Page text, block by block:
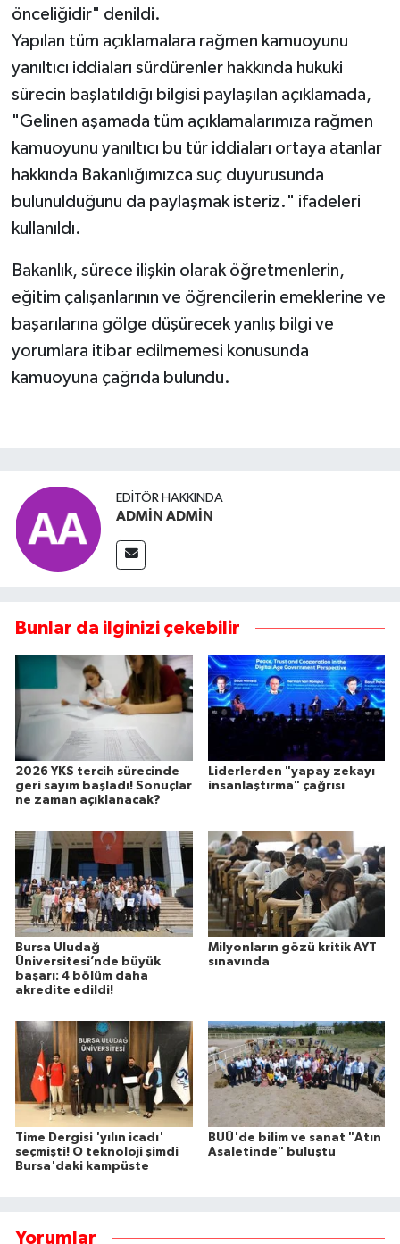
önceliğidir" denildi.
Yapılan tüm açıklamalara rağmen kamuoyunu
yanıltıcı iddiaları sürdürenler hakkında hukuki
sürecin başlatıldığı bilgisi paylaşılan açıklamada,
"Gelinen aşamada tüm açıklamalarımıza rağmen
kamuoyunu yanıltıcı bu tür iddiaları ortaya atanlar
hakkında Bakanlığımızca suç duyurusunda
bulunulduğunu da paylaşmak isteriz." ifadeleri
kullanıldı.
Bakanlık, sürece ilişkin olarak öğretmenlerin,
eğitim çalışanlarının ve öğrencilerin emeklerine ve
başarılarına gölge düşürecek yanlış bilgi ve
yorumlara itibar edilmemesi konusunda
kamuoyuna çağrıda bulundu.
EDITÖR HAKKINDA
ADMİN ADMİN
Bunlar da ilginizi çekebilir
2026 YKS tercih sürecinde
geri sayım başladı! Sonuçlar
ne zaman açıklanacak?
Liderlerden "yapay zekayı
insanlaştırma" çağrısı
Bursa Uludağ
Üniversitesi’nde büyük
başarı: 4 bölüm daha
akredite edildi!
Milyonların gözü kritik AYT
sınavında
Time Dergisi 'yılın icadı'
seçmişti! O teknoloji şimdi
Bursa'daki kampüste
BUÜ'de bilim ve sanat "Atın
Asaletinde" buluştu
Yorumlar